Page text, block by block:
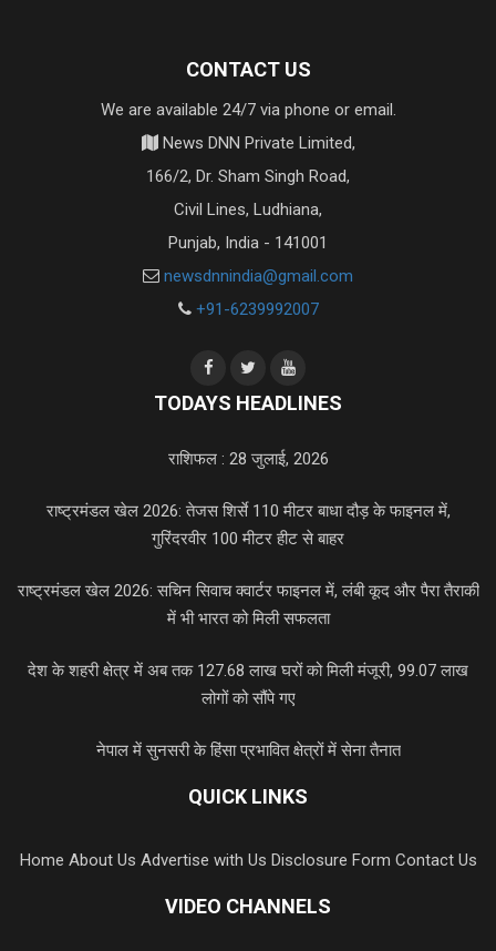
CONTACT US
We are available 24/7 via phone or email.
News DNN Private Limited,
166/2, Dr. Sham Singh Road,
Civil Lines, Ludhiana,
Punjab, India - 141001
newsdnnindia@gmail.com
+91-6239992007
TODAYS HEADLINES
राशिफल : 28 जुलाई, 2026
राष्ट्रमंडल खेल 2026: तेजस शिर्से 110 मीटर बाधा दौड़ के फाइनल में,
गुरिंदरवीर 100 मीटर हीट से बाहर
राष्ट्रमंडल खेल 2026: सचिन सिवाच क्वार्टर फाइनल में, लंबी कूद और पैरा तैराकी
में भी भारत को मिली सफलता
देश के शहरी क्षेत्र में अब तक 127.68 लाख घरों को मिली मंजूरी, 99.07 लाख
लोगों को सौंपे गए
नेपाल में सुनसरी के हिंसा प्रभावित क्षेत्रों में सेना तैनात
QUICK LINKS
Home About Us Advertise with Us Disclosure Form Contact Us
VIDEO CHANNELS